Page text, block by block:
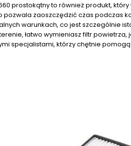
prostokątny to również produkt,
pozwala zaoszczędzić czas podczas
warunkach, co jest szczególnie
łatwo wymieniasz filtr
specjalistami, którzy chętnie